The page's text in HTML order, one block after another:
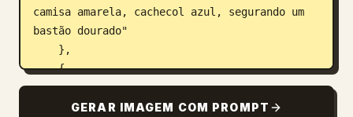
camisa amarela, cachecol azul, segurando um
bastão dourado"
    {
      "chinese_label": "唐僧",
GERAR IMAGEM COM PROMPT